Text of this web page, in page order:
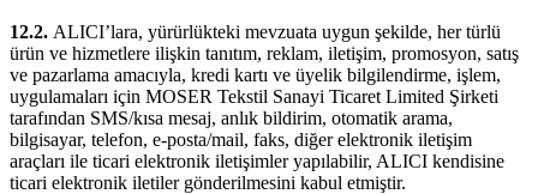
12.2. ALICI’lara, yürürlükteki mevzuata uygun şekilde, her türlü
ürün ve hizmetlere ilişkin tanıtım, reklam, iletişim, promosyon, satış
ve pazarlama amacıyla, kredi kartı ve üyelik bilgilendirme, işlem,
uygulamaları için MOSER Tekstil Sanayi Ticaret Limited Şirketi
tarafından SMS/kısa mesaj, anlık bildirim, otomatik arama,
bilgisayar, telefon, e-posta/mail, faks, diğer elektronik iletişim
araçları ile ticari elektronik iletişimler yapılabilir, ALICI kendisine
ticari elektronik iletiler gönderilmesini kabul etmiştir.